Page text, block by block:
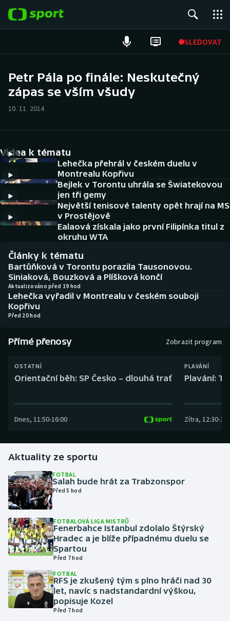
SLEDOVAT
Hokej
Cyklistika
DALŠÍ SPORTY
Americký fotbal
Baseball a softbal
Basketbal
Biatlon
Boby a skeleton
Box
Curling
Golf
Gymnastika
Házená
Jezdectví
Judo
Krasobruslení
Lezení
NEPŘEHLÉDNĚTE
Historické návraty
Aplikace ČT sport
AZ kvíz
Petr Pála po finále: Neskutečný
zápas se vším všudy
10. 11. 2014
Videa k tématu
Lehečka přehrál v českém duelu v
Montrealu Kopřivu
Bejlek v Torontu uhrála se Šwiatekovou
jen tři gemy
Největší tenisové talenty opět hrají na MS
v Prostějově
Ealaová získala jako první Filipínka titul z
okruhu WTA
Články k tématu
Bartůňková v Torontu porazila Tausonovou.
Siniaková, Bouzková a Plíšková končí
Aktualizováno před 19 hod
Lehečka vyřadil v Montrealu v českém souboji
Kopřivu
Před 20 hod
Přímé přenosy Zobrazit program
OSTATNÍ
Orientační běh: SP Česko – dlouhá trať
Dnes, 11:50-16:00
PLAVÁNÍ
Plavání:
Zítra, 12:30-
Aktuality ze sportu
FOTBAL
Salah bude hrát za Trabzonspor
Před 5 hod
FOTBALOVÁ LIGA MISTRŮ
Fenerbahce Istanbul zdolalo Štýrský
Hradec a je blíže případnému duelu se
Spartou
Před 7 hod
FOTBAL
RFS je zkušený tým s plno hráči nad 30
let, navíc s nadstandardní výškou,
popisuje Kozel
Před 7 hod